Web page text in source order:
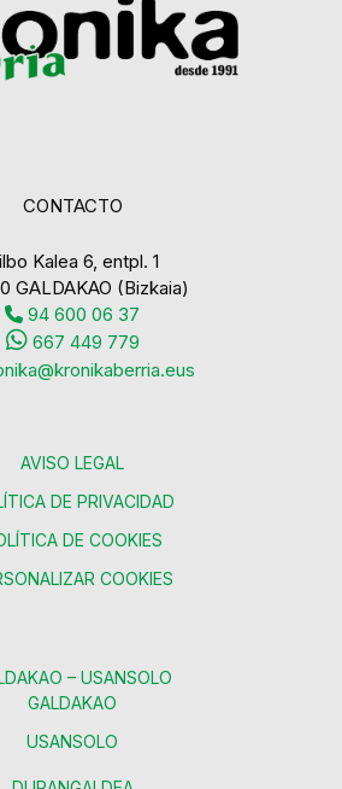
CONTACTO
Kalea 6, entpl. 1
GALDAKAO (Bizkaia)
94 600 06 37
667 449 779
AVISO LEGAL
DE PRIVACIDAD
DE COOKIES
COOKIES
– USANSOLO
GALDAKAO
USANSOLO